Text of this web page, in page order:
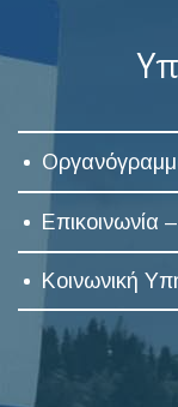
Επικοινωνία
Κοινωνική